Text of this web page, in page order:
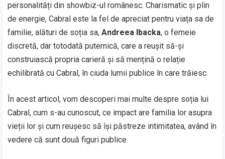
personalități din showbiz-ul românesc. Charismatic și plin
de energie, Cabral este la fel de apreciat pentru viața sa de
familie, alături de soția sa,Andreea Ibacka, o femeie
discretă, dar totodată puternică, care a reușit să-și
construiască propria carieră și să mențină o relație
echilibrată cu Cabral, în ciuda lumii publice în care trăiesc.
În acest articol, vom descoperi mai multe despre soția lui
Cabral, cum s-au cunoscut, ce impact are familia lor asupra
vieții lor și cum reușesc să își păstreze intimitatea, având în
vedere că sunt două figuri publice.